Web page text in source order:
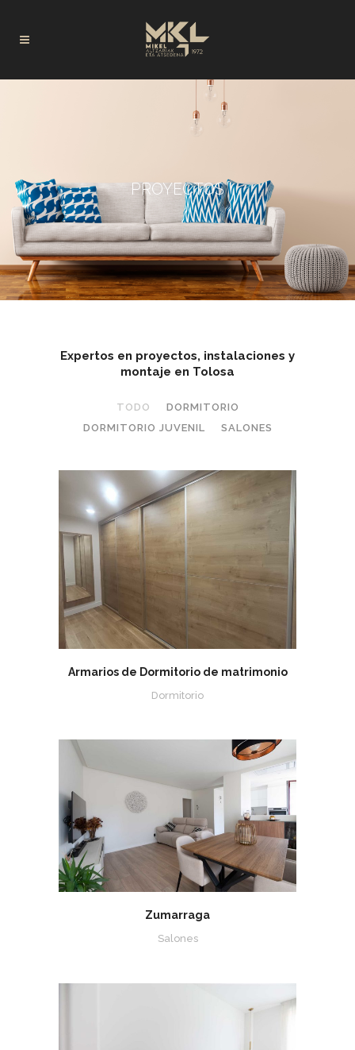
PROYECTOS
Expertos en proyectos, instalaciones y
montaje en Tolosa
TODO
DORMITORIO
DORMITORIO JUVENIL
SALONES
Armarios de Dormitorio de matrimonio
Dormitorio
Zumarraga
Salones